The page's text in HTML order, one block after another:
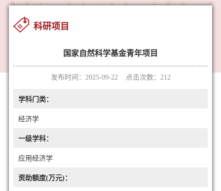
科研项目
国家自然科学基金青年项目
发布时间：2025-09-22 点击次数： 212
学科门类：
经济学
一级学科：
应用经济学
资助额度(万元)：